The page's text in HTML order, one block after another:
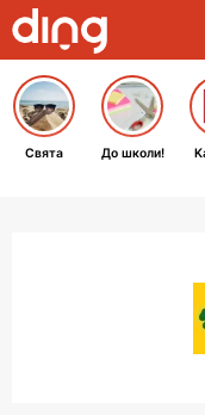
Свята До школи!